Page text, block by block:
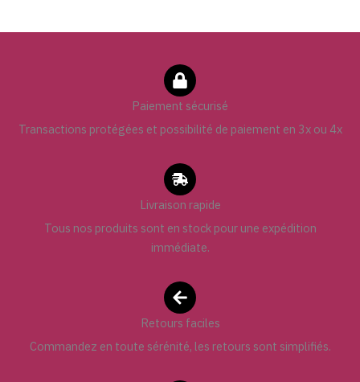
Paiement sécurisé
Transactions protégées et possibilité de paiement en 3x ou 4x
Livraison rapide
Tous nos produits sont en stock pour une expédition
immédiate.
Retours faciles
Commandez en toute sérénité, les retours sont simplifiés.